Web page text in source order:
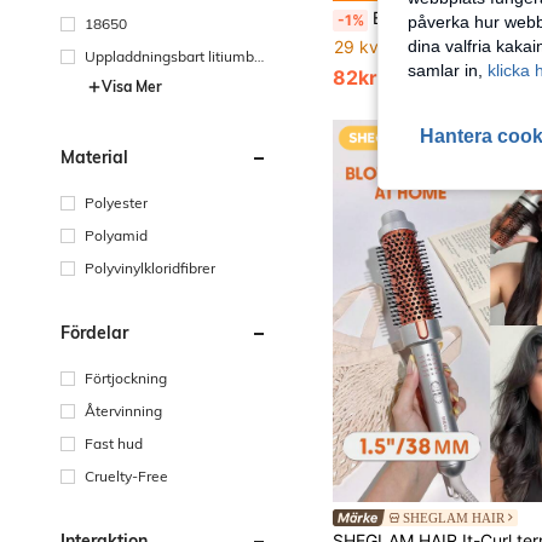
18650
Uppladdningsbart litiumbat
teriVisa Mer
Material
Polyester
Polyamid
Polyvinylkloridfibrer
Fördelar
Förtjockning
Återvinning
Fast hud
Cruelty-Free
-1% Bärbart elektriskt set för borttagning av pormaskar, tar bort akne och vita pormaskar, ansikts- och hudvårdsapparat, 400mAh, 3-stegs
29 kvar
82kr 83kr
SHEGLAM HAIR
påverka hur
dina valfria
samlar in, klicka
Hantera